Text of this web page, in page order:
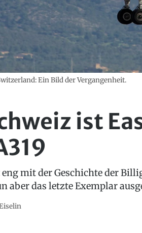
Ein Bild der Vergangenheit.
ist
eng mit der Geschichte der
aber das letzte Exemplar